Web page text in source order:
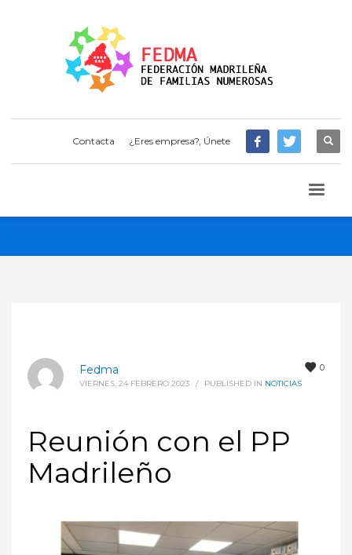
Contacta ¿Eres empresa?, Únete
0
Fedma
VIERNES, 24 FEBRERO 2023 / PUBLISHED IN NOTICIAS
Reunión con el PP
Madrileño